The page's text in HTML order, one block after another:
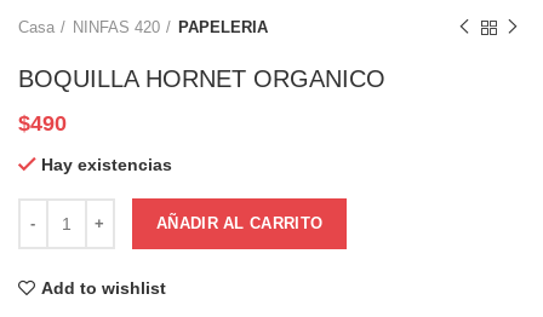
Casa NINFAS 420 PAPELERIA
BOQUILLA HORNET ORGANICO
$490
Hay existencias
AÑADIR AL CARRITO
Add to wishlist